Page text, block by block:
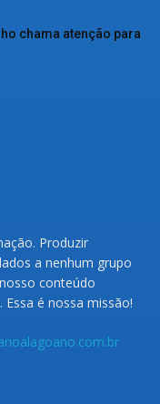
chama atenção para
Produzir
a nenhum grupo
conteúdo
é nossa missão!